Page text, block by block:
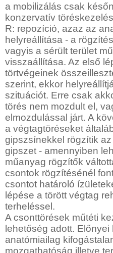
a mobilizálás csak
konzervatív
R: repozíció, azaz az
helyreállítása - a
vagyis a sérült terület
visszaállítása. Az első
törtvégeinek
szerint, ekkor
szituációt. Erre csak
törés nem mozdult el,
elmozdulással járt. A
a végtagtöréseket
gipszsínekkel rögzítik
gipszet - amennyiben
műanyag rögzítők
csontok rögzítésénél
csontot határoló
lépése a törött végtag
terheléssel.
A csonttörések műtéti
lehetőség adott.
anatómiailag
mozgathatóság illetve